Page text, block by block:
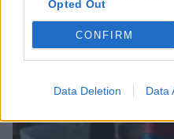
Opted Out
CONFIRM
Data Deletion Data